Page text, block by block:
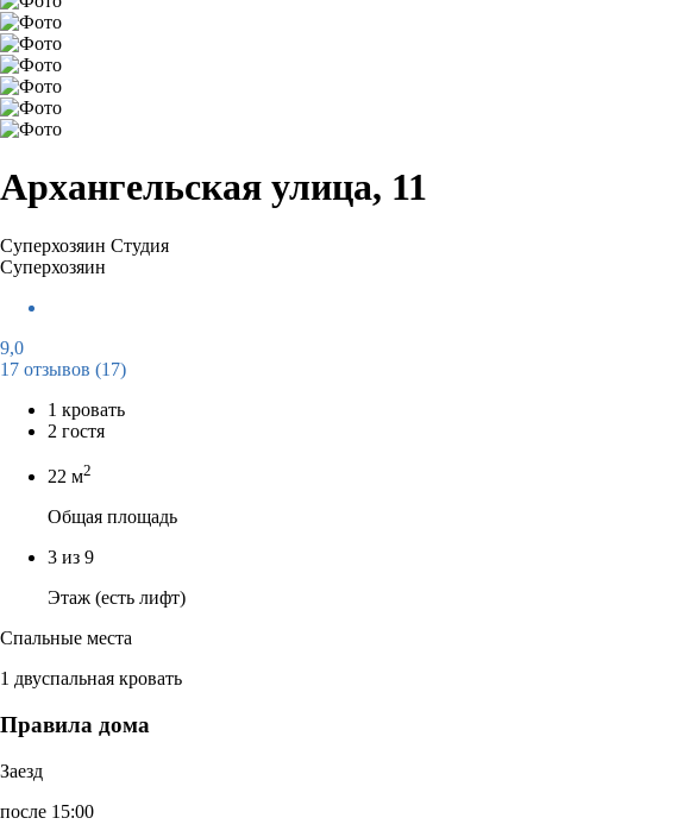
Архангельская улица, 11
Суперхозяин Студия
Суперхозяин
9,0
17 отзывов (17)
1 кровать
2 гостя
22 м2
Общая площадь
3 из 9
Этаж (есть лифт)
Спальные места
1 двуспальная кровать
Правила дома
Заезд
после 15:00